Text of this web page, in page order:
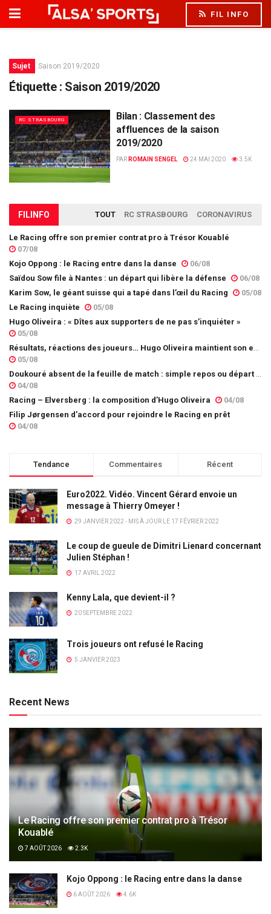
FIL INFO
Sujet Saison 2019/2020
Étiquette : Saison 2019/2020
RC STRASBOURG
Bilan : Classement des
affluences de la saison
2019/2020
PAR ROMAIN SENGEL 24 MAI 2020 3.5K
FILINFO TOUT RC STRASBOURG CORONAVIRUS
Le Racing offre son premier contrat pro à Trésor Kouablé
07/08
Kojo Oppong : le Racing entre dans la danse
06/08
Saïdou Sow file à Nantes : un départ qui libère la défense
06/08
Karim Sow, le géant suisse qui a tapé dans l’œil du Racing
05/08
Le Racing inquiète
05/08
Hugo Oliveira : « Dîtes aux supporters de ne pas s’inquiéter »
05/08
05/08
04/08
Racing – Elversberg : la composition d’Hugo Oliveira
04/08
Filip Jørgensen d’accord pour rejoindre le Racing en prêt
04/08
Tendance Commentaires Récent
Euro2022. Vidéo. Vincent Gérard envoie un
message à Thierry Omeyer !
29 JANVIER 2022 - MIS À JOUR LE 17 FÉVRIER 2022
Le coup de gueule de Dimitri Lienard concernant
Julien Stéphan !
17 AVRIL 2022
Kenny Lala, que devient-il ?
20 SEPTEMBRE 2022
Trois joueurs ont refusé le Racing
5 JANVIER 2023
Recent News
Le Racing offre son premier contrat pro à Trésor
Kouablé
7 AOÛT 2026 2.3K
Kojo Oppong : le Racing entre dans la danse
6 AOÛT 2026 4.6K